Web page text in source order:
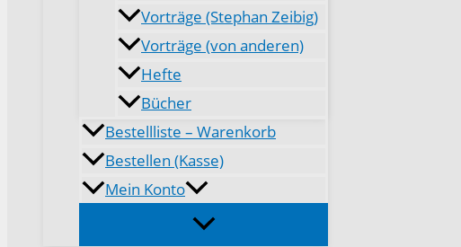
Vorträge (Stephan Zeibig)
Vorträge (von anderen)
Hefte
Bücher
Bestellliste – Warenkorb
Bestellen (Kasse)
Mein Konto